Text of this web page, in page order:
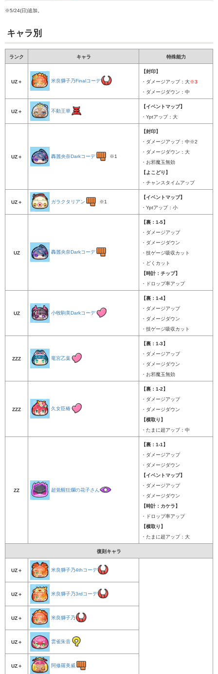
※5/24(日)追加。
キャラ別
ランク キャラ 特殊能力
UZ＋ 米良獅子乃Finalコーデ
【封印】
・ダメージアップ：大※3
・ダメージダウン：中
UZ＋ 不動王華
【イベントマップ】
・Yptアップ：大
UZ＋ 轟麗央奈Darkコーデ ※1
【封印】
・ダメージアップ：中※2
・ダメージダウン：大
・お邪魔玉無効
【よこどり】
・チャンスタイムアップ
UZ＋ ガラクタリアン ※1
【イベントマップ】
・Yptアップ：小
UZ 轟麗央奈Darkコーデ
【裏：1-5】
・ダメージアップ
・ダメージダウン
・技ゲージ吸収カット
・どくカット
【時計：チップ】
・ドロップ率アップ
UZ 小牧駒美Darkコーデ
【裏：1-4】
・ダメージアップ
・ダメージダウン
・技ゲージ吸収カット
ZZZ 竜宮乙葉
【裏：1-3】
・ダメージアップ
・ダメージダウン
・お邪魔玉無効
ZZZ 久女臣椿
【裏：1-2】
・ダメージアップ
・ダメージダウン
【横取り】
・たまに超アップ：中
ZZ 超覚醒狂爛の花子さん
【裏：1-1】
・ダメージアップ
・ダメージダウン
【イベントマップ】
・ダメージアップ
・ダメージダウン
【時計：カケラ】
・ドロップ率アップ
【横取り】
・たまに超アップ：大
復刻キャラ
UZ＋ 米良獅子乃4thコーデ
UZ＋ 米良獅子乃3rdコーデ
UZ＋ 米良獅子乃
UZ＋ 雲雀朱音
UZ＋ 阿修羅美威